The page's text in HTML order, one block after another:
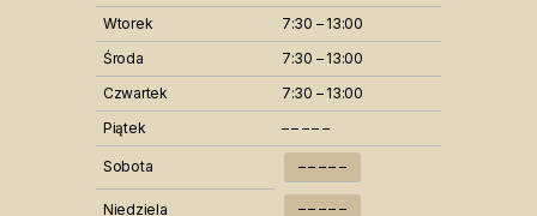
Wtorek
7:30 – 13:00
Środa
7:30 – 13:00
Czwartek
7:30 – 13:00
Piątek
– – – – –
Sobota – – – – –
Niedziela – – – – –